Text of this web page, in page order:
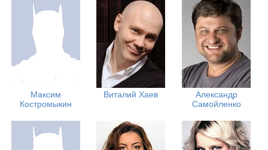
Максим
Костромыкин
Виталий Хаев
Александр
Самойленко